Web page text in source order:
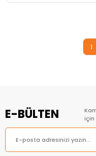
1
E-BÜLTEN
için